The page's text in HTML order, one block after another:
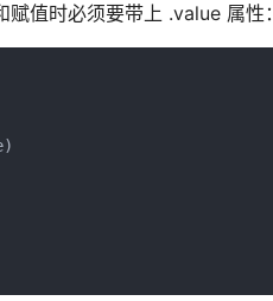
值时必须要带上 .value 属性：